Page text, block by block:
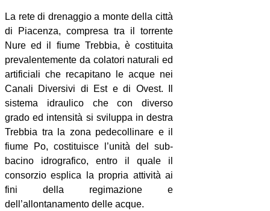
La rete di drenaggio a monte della città
di Piacenza, compresa tra il torrente
Nure ed il fiume Trebbia, è costituita
prevalentemente da colatori naturali ed
artificiali che recapitano le acque nei
Canali Diversivi di Est e di Ovest. Il
sistema idraulico che con diverso
grado ed intensità si sviluppa in destra
Trebbia tra la zona pedecollinare e il
fiume Po, costituisce l’unità del sub-
bacino idrografico, entro il quale il
consorzio esplica la propria attività ai
fini della regimazione e
dell’allontanamento delle acque.